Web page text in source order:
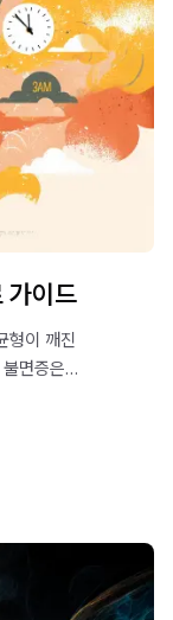
가이드
형이 깨진
면증은